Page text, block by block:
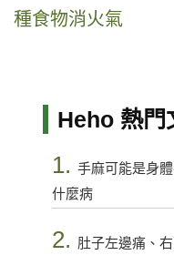
種食物消火氣
Heho 熱門
1. 手麻可能是身
什麼病
2. 肚子左邊痛、